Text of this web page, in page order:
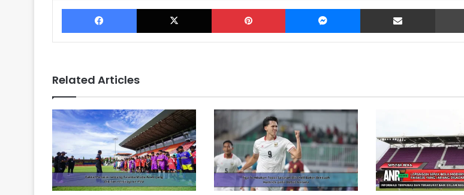
Facebook X Pinterest Messenger Share via Email
Related Articles